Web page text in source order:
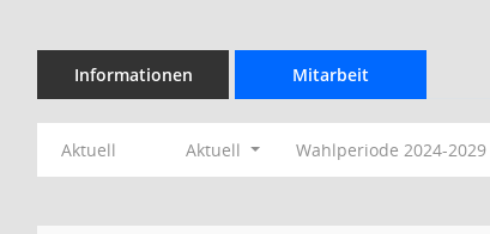
Informationen Mitarbeit
Aktuell Aktuell Wahlperiode 2024-2029